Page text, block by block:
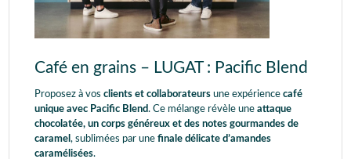
Café en grains – LUGAT : Pacific Blend
Proposez à vos clients et collaborateurs une expérience café
unique avec Pacific Blend. Ce mélange révèle une attaque
chocolatée, un corps généreux et des notes gourmandes de
caramel , sublimées par une finale délicate d’amandes
caramélisées.